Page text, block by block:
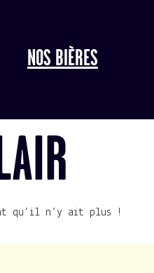
NOS BIÈRES
qu’il n’y ait plus !